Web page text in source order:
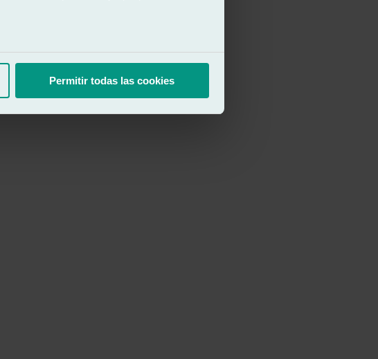
Permitir todas las cookies